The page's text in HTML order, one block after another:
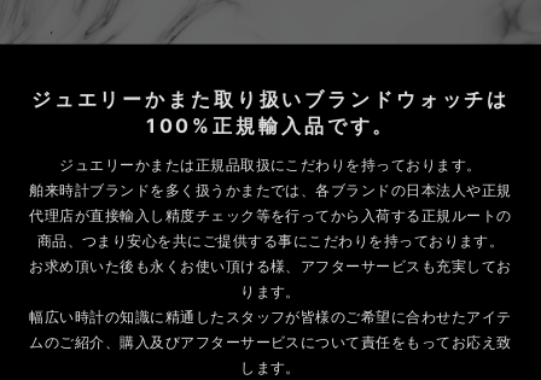
ジュエリーかまた取り扱いブランドウォッチは
100%正規輸入品です。
ジュエリーかまたは正規品取扱にこだわりを持っております。
舶来時計ブランドを多く扱うかまたでは、各ブランドの日本法人や正規
代理店が直接輸入し精度チェック等を行ってから入荷する正規ルートの
商品、つまり安心を共にご提供する事にこだわりを持っております。
お求め頂いた後も永くお使い頂ける様、アフターサービスも充実してお
ります。
幅広い時計の知識に精通したスタッフが皆様のご希望に合わせたアイテ
ムのご紹介、購入及びアフターサービスについて責任をもってお応え致
します。